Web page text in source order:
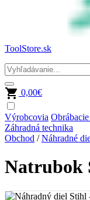
ToolStore.sk
0,00€
Výrobcovia
Záhradná technika
Obchod /Náhradné
Natrubok